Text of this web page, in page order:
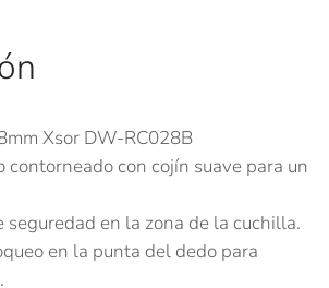
Xsor DW-RC028B
contorneado con cojín suave para un
seguredad en la zona de la cuchilla.
en la punta del dedo para